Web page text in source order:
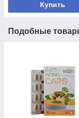
Купить
Подобные